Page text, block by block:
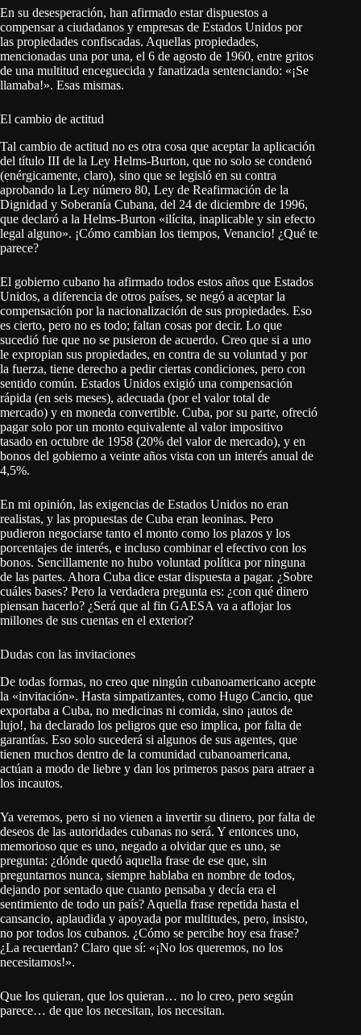
En su desesperación, han afirmado estar dispuestos a
compensar a ciudadanos y empresas de Estados Unidos por
las propiedades confiscadas. Aquellas propiedades,
mencionadas una por una, el 6 de agosto de 1960, entre gritos
de una multitud enceguecida y fanatizada sentenciando: «¡Se
llamaba!». Esas mismas.
El cambio de actitud
Tal cambio de actitud no es otra cosa que aceptar la aplicación
del título III de la Ley Helms-Burton, que no solo se condenó
(enérgicamente, claro), sino que se legisló en su contra
aprobando la Ley número 80, Ley de Reafirmación de la
Dignidad y Soberanía Cubana, del 24 de diciembre de 1996,
que declaró a la Helms-Burton «ilícita, inaplicable y sin efecto
legal alguno». ¡Cómo cambian los tiempos, Venancio! ¿Qué te
parece?
El gobierno cubano ha afirmado todos estos años que Estados
Unidos, a diferencia de otros países, se negó a aceptar la
compensación por la nacionalización de sus propiedades. Eso
es cierto, pero no es todo; faltan cosas por decir. Lo que
sucedió fue que no se pusieron de acuerdo. Creo que si a uno
le expropian sus propiedades, en contra de su voluntad y por
la fuerza, tiene derecho a pedir ciertas condiciones, pero con
sentido común. Estados Unidos exigió una compensación
rápida (en seis meses), adecuada (por el valor total de
mercado) y en moneda convertible. Cuba, por su parte, ofreció
pagar solo por un monto equivalente al valor impositivo
tasado en octubre de 1958 (20% del valor de mercado), y en
bonos del gobierno a veinte años vista con un interés anual de
4,5%.
En mi opinión, las exigencias de Estados Unidos no eran
realistas, y las propuestas de Cuba eran leoninas. Pero
pudieron negociarse tanto el monto como los plazos y los
porcentajes de interés, e incluso combinar el efectivo con los
bonos. Sencillamente no hubo voluntad política por ninguna
de las partes. Ahora Cuba dice estar dispuesta a pagar. ¿Sobre
cuáles bases? Pero la verdadera pregunta es: ¿con qué dinero
piensan hacerlo? ¿Será que al fin GAESA va a aflojar los
millones de sus cuentas en el exterior?
Dudas con las invitaciones
De todas formas, no creo que ningún cubanoamericano acepte
la «invitación». Hasta simpatizantes, como Hugo Cancio, que
exportaba a Cuba, no medicinas ni comida, sino ¡autos de
lujo!, ha declarado los peligros que eso implica, por falta de
garantías. Eso solo sucederá si algunos de sus agentes, que
tienen muchos dentro de la comunidad cubanoamericana,
actúan a modo de liebre y dan los primeros pasos para atraer a
los incautos.
Ya veremos, pero si no vienen a invertir su dinero, por falta de
deseos de las autoridades cubanas no será. Y entonces uno,
memorioso que es uno, negado a olvidar que es uno, se
pregunta: ¿dónde quedó aquella frase de ese que, sin
preguntarnos nunca, siempre hablaba en nombre de todos,
dejando por sentado que cuanto pensaba y decía era el
sentimiento de todo un país? Aquella frase repetida hasta el
cansancio, aplaudida y apoyada por multitudes, pero, insisto,
no por todos los cubanos. ¿Cómo se percibe hoy esa frase?
¿La recuerdan? Claro que sí: «¡No los queremos, no los
necesitamos!».
Que los quieran, que los quieran… no lo creo, pero según
parece… de que los necesitan, los necesitan.